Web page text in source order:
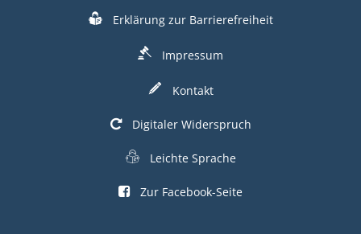
Erklärung zur Barrierefreiheit
Impressum
Kontakt
Digitaler Widerspruch
Leichte Sprache
Zur Facebook-Seite